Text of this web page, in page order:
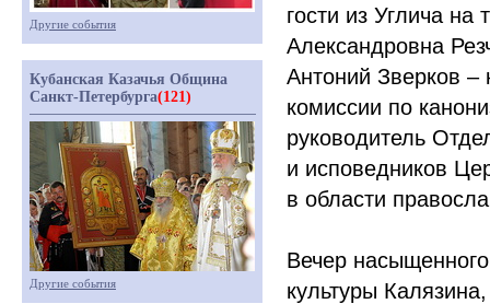
гости из Углича
Александровна
Антоний Зверков –
комиссии по
руководитель
и исповедников
в области
Вечер
культуры
Другие события
Кубанская Казачья Община
Санкт-Петербурга(121)
Другие события